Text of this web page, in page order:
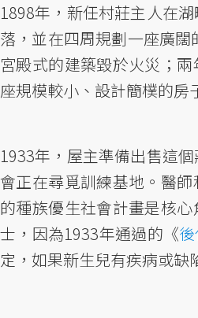
1898年，新任村莊主人在
落，並在四周規劃一座廣
宮殿式的建築毀於火災；
座規模較小、設計簡樸的房
1933年，屋主準備出售這
會正在尋覓訓練基地。醫
的種族優生社會計畫是核
士，因為1933年通過的《
定，如果新生兒有疾病或缺